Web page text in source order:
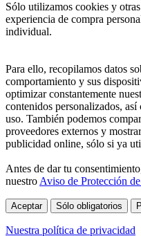
Sólo utilizamos cookies y
experiencia de compra
individual.
Para ello, recopilamos datos
comportamiento y sus
optimizar constantemente
contenidos personalizados,
uso. También podemos
proveedores externos y
publicidad online, sólo si ya
Antes de dar tu
nuestro Aviso de Protección
Aceptar Sólo obligatorios
Nuestra política de privacidad